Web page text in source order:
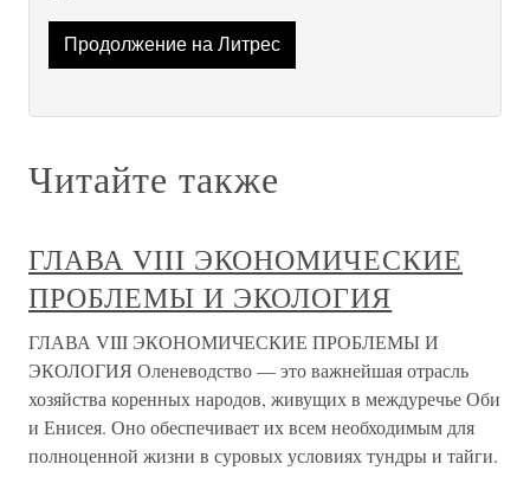
Продолжение на Литрес
Читайте также
ГЛАВА VIII ЭКОНОМИЧЕСКИЕ
ПРОБЛЕМЫ И ЭКОЛОГИЯ
ГЛАВА VIII ЭКОНОМИЧЕСКИЕ ПРОБЛЕМЫ И
ЭКОЛОГИЯ Оленеводство — это важнейшая отрасль
хозяйства коренных народов, живущих в междуречье Оби
и Енисея. Оно обеспечивает их всем необходимым для
полноценной жизни в суровых условиях тундры и тайги.